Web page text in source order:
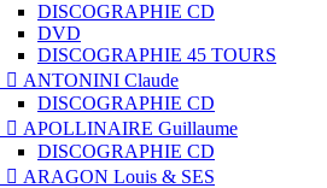
DISCOGRAPHIE CD
DVD
DISCOGRAPHIE 45 TOURS
 ANTONINI Claude
DISCOGRAPHIE CD
 APOLLINAIRE Guillaume
DISCOGRAPHIE CD
 ARAGON Louis & SES